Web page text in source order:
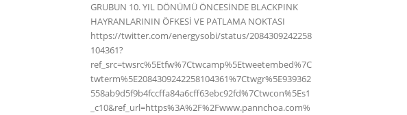
GRUBUN 10. YIL DÖNÜMÜ ÖNCESİNDE BLACKPINK
HAYRANLARININ ÖFKESİ VE PATLAMA NOKTASI
https://twitter.com/energysobi/status/2084309242258
104361?
ref_src=twsrc%5Etfw%7Ctwcamp%5Etweetembed%7C
twterm%5E2084309242258104361%7Ctwgr%5E939362
558ab9d5f9b4fccffa84a6cff63ebc92fd%7Ctwcon%5Es1
_c10&ref_url=https%3A%2F%2Fwww.pannchoa.com%